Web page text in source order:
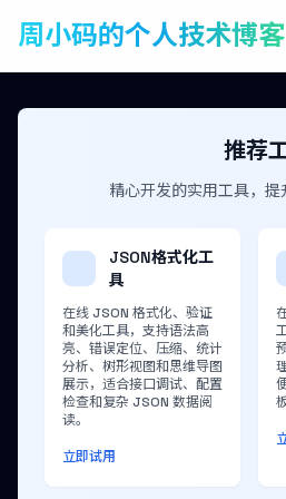
周小码的个人技术博客
推荐
精心开发的实用工具，
JSON格式化工
具
在线 JSON 格式化、验证
和美化工具，支持语法高
亮、错误定位、压缩、统计
分析、树形视图和思维导图
展示，适合接口调试、配置
检查和复杂 JSON 数据阅
读。
立即试用